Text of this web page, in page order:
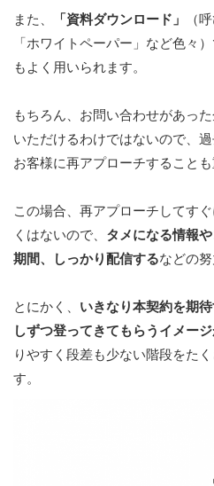
また、 「資料ダウンロード」
（
「ホワイトペーパー」など色々
もよく用いられます。
もちろん、お問い合わせがあっ
いただけるわけではないので、
お客様に再アプローチすることも
この場合、再アプローチしてす
くはないので、 タメになる情報
期間、しっかり配信するなどの努
とにかく、 いきなり本契約を期
しずつ登ってきてもらうイメー
りやすく段差も少ない階段をた
す。